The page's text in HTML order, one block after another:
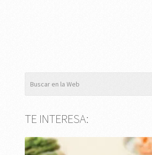
TE INTERESA: